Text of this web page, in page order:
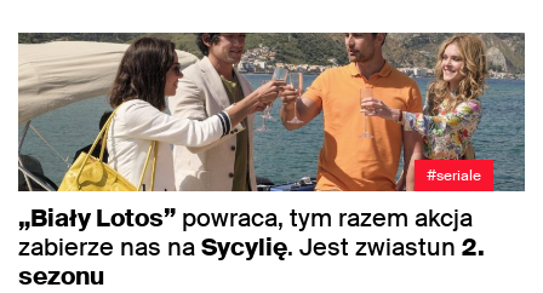
#seriale
„Biały Lotos” powraca, tym razem akcja
zabierze nas naSycylię. Jest zwiastun 2.
sezonu